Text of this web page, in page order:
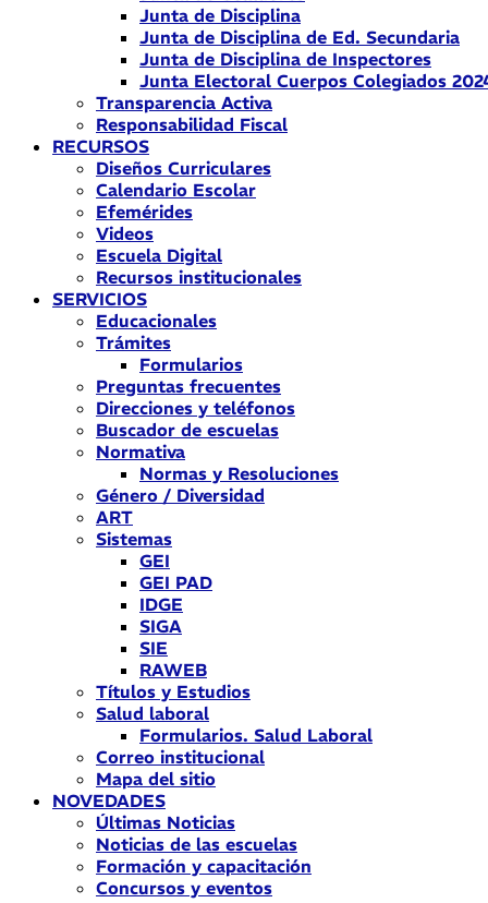
Junta de Disciplina
Junta de Disciplina de Ed. Secundaria
Junta de Disciplina de Inspectores
Junta Electoral Cuerpos Colegiados
Transparencia Activa
Responsabilidad Fiscal
RECURSOS
Diseños Curriculares
Calendario Escolar
Efemérides
Videos
Escuela Digital
Recursos institucionales
SERVICIOS
Educacionales
Trámites
Formularios
Preguntas frecuentes
Direcciones y teléfonos
Buscador de escuelas
Normativa
Normas y Resoluciones
Género / Diversidad
ART
Sistemas
GEI
GEI PAD
IDGE
SIGA
SIE
RAWEB
Títulos y Estudios
Salud laboral
Formularios. Salud Laboral
Correo institucional
Mapa del sitio
NOVEDADES
Últimas Noticias
Noticias de las escuelas
Formación y capacitación
Concursos y eventos